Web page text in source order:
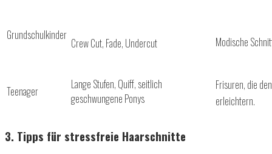
Grundschulkinder
Crew Cut, Fade, Undercut Modische
Teenager
Lange Stufen, Quiff, seitlich
geschwungene Ponys
Frisuren, die
erleichtern.
3. Tipps für stressfreie Haarschnitte